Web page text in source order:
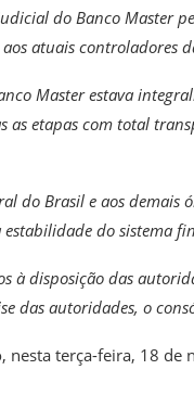
do Banco Master
atuais controladores
Master estava
as etapas com total
do Brasil e aos demais
do sistema
à disposição das
das autoridades, o
nesta terça-feira, 18